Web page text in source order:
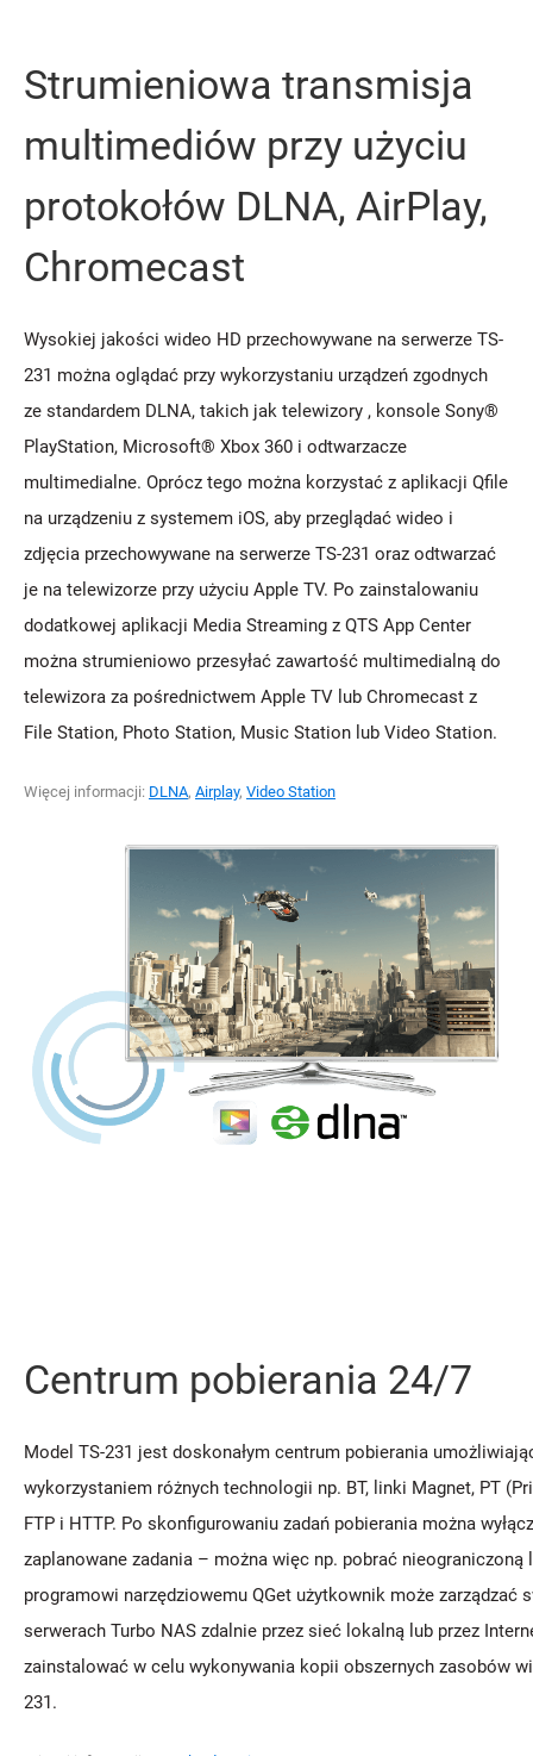
Strumieniowa transmisja
multimediów przy użyciu
protokołów DLNA, AirPlay,
Chromecast
Wysokiej jakości wideo HD przechowywane na serwerze TS-
231 można oglądać przy wykorzystaniu urządzeń zgodnych
ze standardem DLNA, takich jak telewizory , konsole Sony®
PlayStation, Microsoft® Xbox 360 i odtwarzacze
multimedialne. Oprócz tego można korzystać z aplikacji Qfile
na urządzeniu z systemem iOS, aby przeglądać wideo i
zdjęcia przechowywane na serwerze TS-231 oraz odtwarzać
je na telewizorze przy użyciu Apple TV. Po zainstalowaniu
dodatkowej aplikacji Media Streaming z QTS App Center
można strumieniowo przesyłać zawartość multimedialną do
telewizora za pośrednictwem Apple TV lub Chromecast z
File Station, Photo Station, Music Station lub Video Station.
Więcej informacji: DLNA, Airplay, Video Station
Centrum pobierania 24/7
Model TS-231 jest doskonałym centrum pobierania
wykorzystaniem różnych technologii np. BT, linki Magnet, PT
FTP i HTTP. Po skonfigurowaniu zadań pobierania można
zaplanowane zadania – można więc np. pobrać
programowi narzędziowemu QGet użytkownik może zarządzać
serwerach Turbo NAS zdalnie przez sieć lokalną lub przez
zainstalować w celu wykonywania kopii obszernych zasobów
231.